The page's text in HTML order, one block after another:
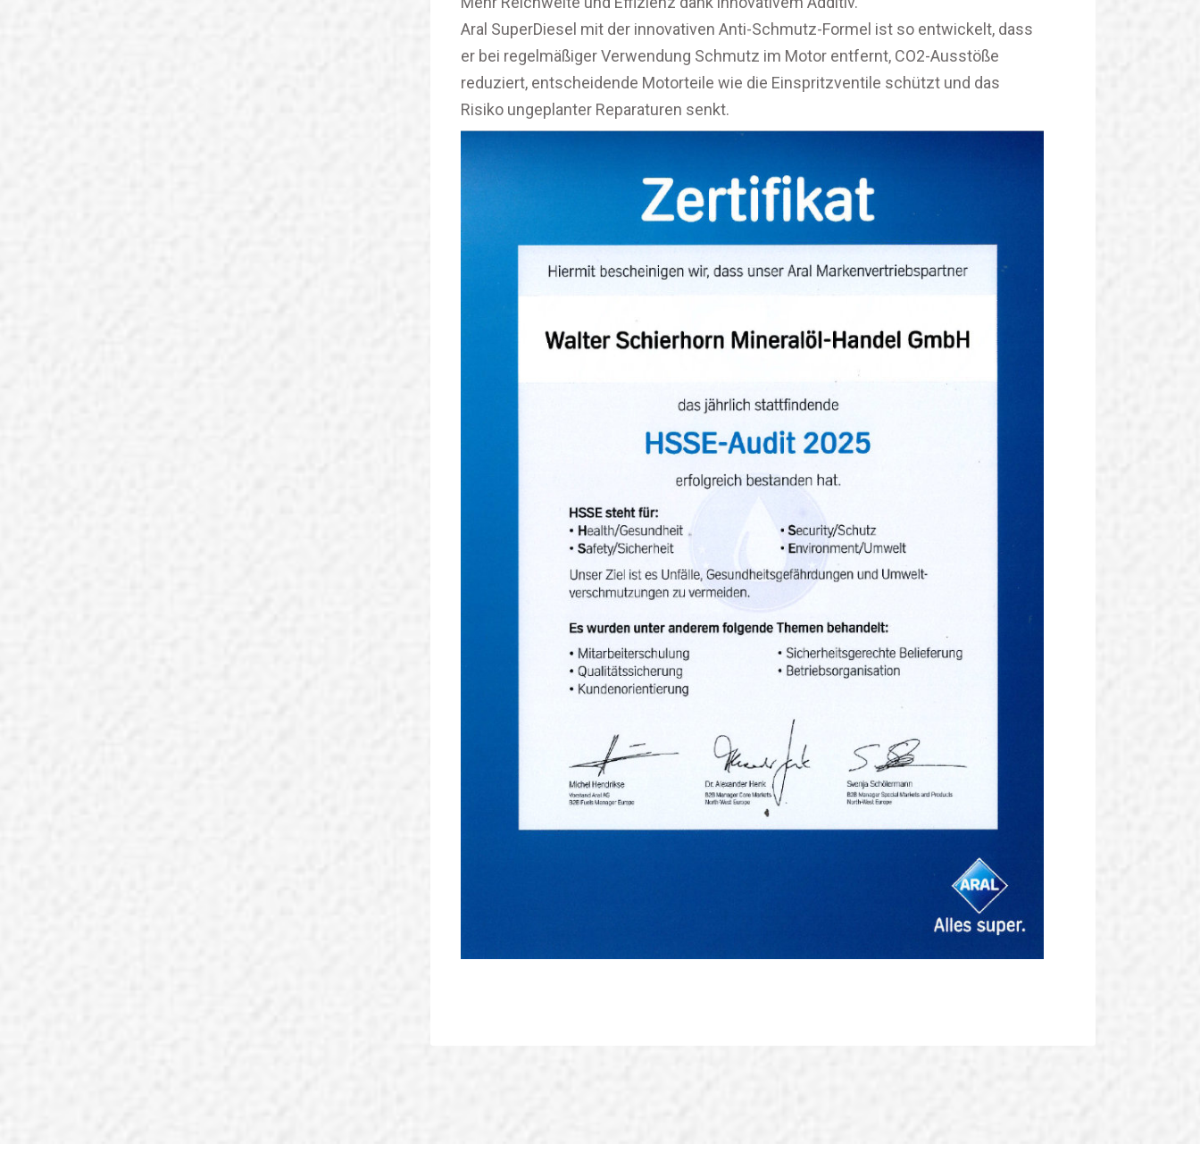
Aral SuperDiesel mit der innovativen Anti-Schmutz-Formel ist so entwickelt, dass
er bei regelmäßiger Verwendung Schmutz im Motor entfernt, CO2-Ausstöße
reduziert, entscheidende Motorteile wie die Einspritzventile schützt und das
Risiko ungeplanter Reparaturen senkt.